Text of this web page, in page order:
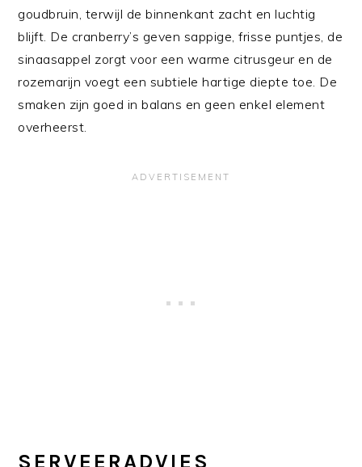
goudbruin, terwijl de binnenkant zacht en luchtig
blijft. De cranberry’s geven sappige, frisse puntjes, de
sinaasappel zorgt voor een warme citrusgeur en de
rozemarijn voegt een subtiele hartige diepte toe. De
smaken zijn goed in balans en geen enkel element
overheerst.
SERVEERADVIES